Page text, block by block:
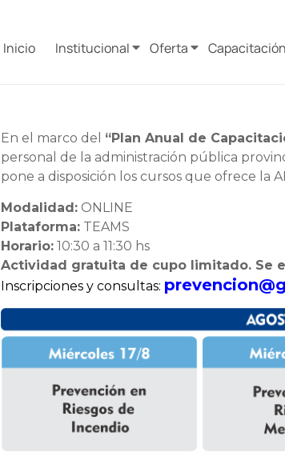
Inicio Institucional Oferta Capacitación
En el marco del “Plan Anual de
personal de la administración pública
pone a disposición los cursos que ofrece la
Modalidad: ONLINE
Plataforma: TEAMS
Horario: 10:30 a 11:30 hs
Actividad gratuita de cupo limitado. Se
Inscripciones y consultas: